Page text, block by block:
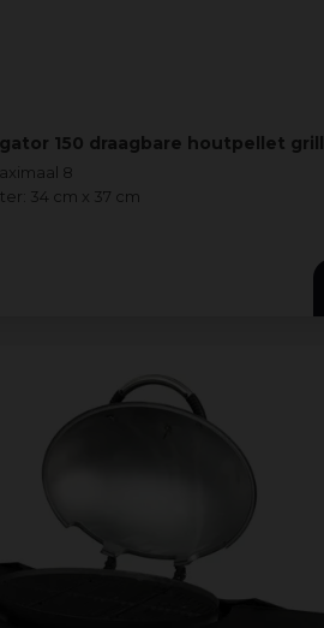
150 draagbare houtpellet grill
8
34 cm x 37 cm